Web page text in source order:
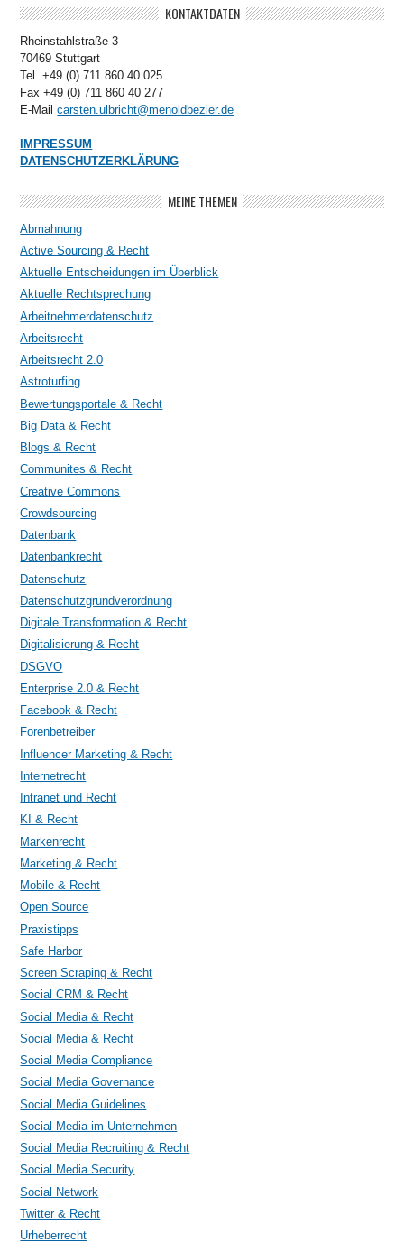
KONTAKTDATEN
Rheinstahlstraße 3
70469 Stuttgart
Tel. +49 (0) 711 860 40 025
Fax +49 (0) 711 860 40 277
E-Mailcarsten.ulbricht@menoldbezler.de
IMPRESSUM
DATENSCHUTZERKLÄRUNG
MEINE THEMEN
Abmahnung
Active Sourcing & Recht
Aktuelle Entscheidungen im Überblick
Aktuelle Rechtsprechung
Arbeitnehmerdatenschutz
Arbeitsrecht
Arbeitsrecht 2.0
Astroturfing
Bewertungsportale & Recht
Big Data & Recht
Blogs & Recht
Communites & Recht
Creative Commons
Crowdsourcing
Datenbank
Datenbankrecht
Datenschutz
Datenschutzgrundverordnung
Digitale Transformation & Recht
Digitalisierung & Recht
DSGVO
Enterprise 2.0 & Recht
Facebook & Recht
Forenbetreiber
Influencer Marketing & Recht
Internetrecht
Intranet und Recht
KI & Recht
Markenrecht
Marketing & Recht
Mobile & Recht
Open Source
Praxistipps
Safe Harbor
Screen Scraping & Recht
Social CRM & Recht
Social Media & Recht
Social Media & Recht
Social Media Compliance
Social Media Governance
Social Media Guidelines
Social Media im Unternehmen
Social Media Recruiting & Recht
Social Media Security
Social Network
Twitter & Recht
Urheberrecht